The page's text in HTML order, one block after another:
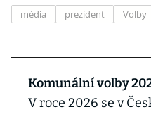
média prezident Volby
Komunální volby
V roce 2026 se v